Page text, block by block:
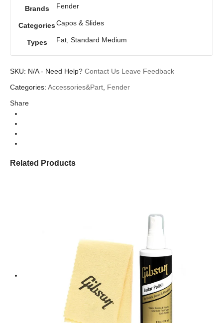
Brands Fender
CategoriesCapos & Slides
Types Fat, Standard Medium
SKU: N/A- Need Help? Contact Us Leave Feedback
Categories: Accessories&Part, Fender
Share
Related Products